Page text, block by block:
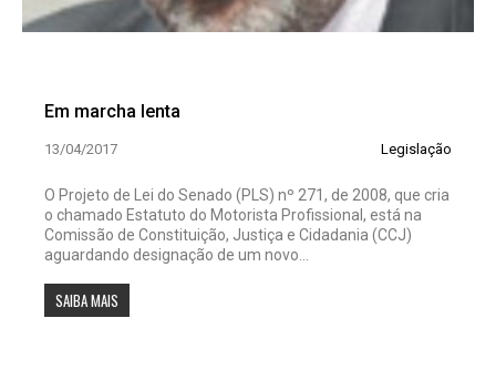
Em marcha lenta
13/04/2017 Legislação
O Projeto de Lei do Senado (PLS) nº 271, de 2008, que cria
o chamado Estatuto do Motorista Profissional, está na
Comissão de Constituição, Justiça e Cidadania (CCJ)
aguardando designação de um novo...
SAIBA MAIS